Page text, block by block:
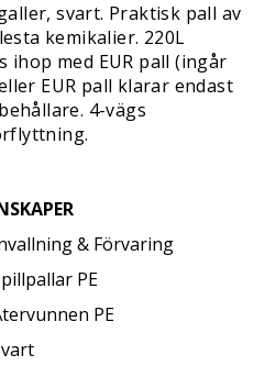
svart. Praktisk pall av
kemikalier. 220L
ihop med EUR pall (ingår
EUR pall klarar endast
4-vägs
& Förvaring
PE
PE